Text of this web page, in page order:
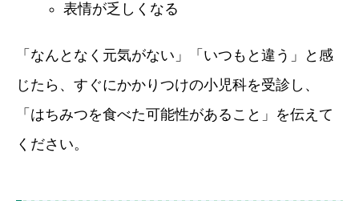
表情が乏しくなる
「なんとなく元気がない」「いつもと違う」と感
じたら、すぐにかかりつけの小児科を受診し、
「はちみつを食べた可能性があること」を伝えて
ください。